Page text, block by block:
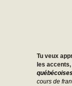
Tu veux
les
cours de